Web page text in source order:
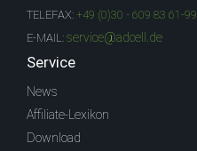
TELEFAX: +49 (0)30 - 609 83 61-99
E-MAIL: service@adcell.de
Service
News
Affiliate-Lexikon
Download